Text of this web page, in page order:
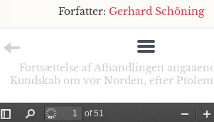
Forfatter: Gerhard Schöning
Fortsættelse af Afhandlingen
Kundskab om vor Norden, efter